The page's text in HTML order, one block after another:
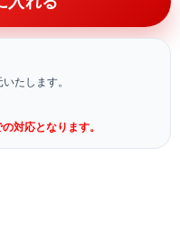
たします。
対応となります。